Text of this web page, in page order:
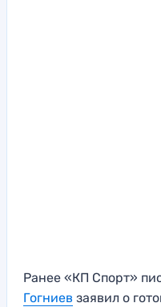
Ранее «КП Спорт»
Гогниев заявил о